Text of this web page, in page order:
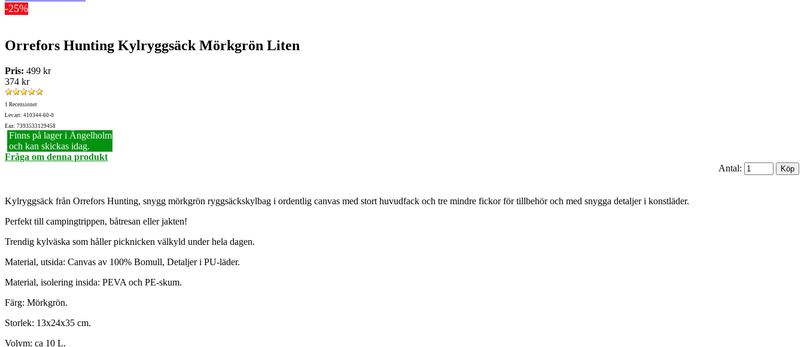
-25%
Orrefors Hunting Kylryggsäck Mörkgrön Liten
Pris: 499 kr
374 kr
1 Recensioner
Lev.art: 410344-60-0
Ean: 7393533129458
Finns på lager i Ängelholm
och kan skickas idag.
Fråga om denna produkt
Antal:
Kylryggsäck från Orrefors Hunting, snygg mörkgrön ryggsäckskylbag i ordentlig canvas med stort huvudfack och tre mindre fickor för tillbehör och med snygga detaljer i konstläder.
Perfekt till campingtrippen, båtresan eller jakten!
Trendig kylväska som håller picknicken välkyld under hela dagen.
Material, utsida: Canvas av 100% Bomull, Detaljer i PU-läder.
Material, isolering insida: PEVA och PE-skum.
Färg: Mörkgrön.
Storlek: 13x24x35 cm.
Volym: ca 10 L.